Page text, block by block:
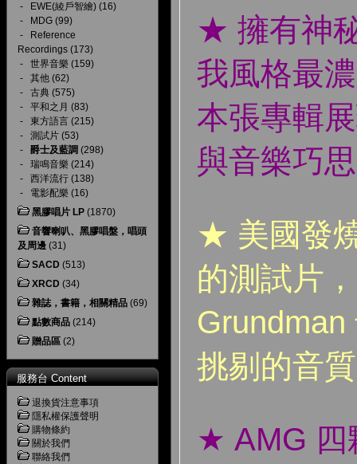
-
EWE(綾戶智繪) (16)
-
MDG (99)
-
Reference
Recordings (173)
- 世界音樂 (159)
- 其他 (62)
- 古典 (575)
- 平和之月 (83)
- 東方語言 (215)
- 測試片 (53)
- 爵士及藍調 (298)
- 瑞鳴音樂 (214)
- 西洋流行 (138)
- 電影配樂 (16)
黑膠唱片 LP (1870)
音響喇叭、黑膠唱盤，唱頭
及周邊 (31)
SACD (513)
XRCD (34)
雜誌，書籍，相關精品 (69)
點數商品 (214)
贈品區 (2)
服務台 Content
退換貨注意事項
隱私權保護聲明
購物條約
關於我們
聯絡我們
★ 擁有神
我風格最
本張專輯
與音樂巧
★ 美國發
的測試片
挑剔的音
★ AMG 四